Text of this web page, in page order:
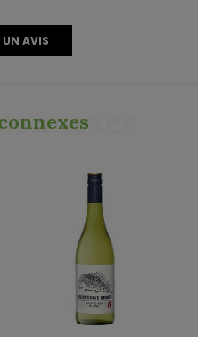
AVIS